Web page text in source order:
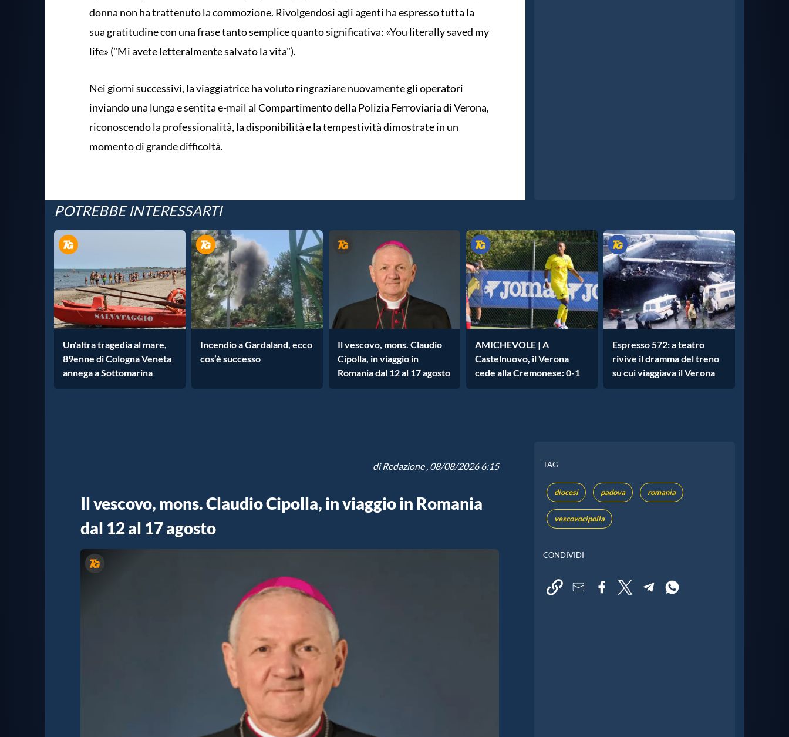
donna non ha trattenuto la commozione. Rivolgendosi agli agenti ha espresso tutta la
sua gratitudine con una frase tanto semplice quanto significativa: «You literally saved my
life» ("Mi avete letteralmente salvato la vita").
Nei giorni successivi, la viaggiatrice ha voluto ringraziare nuovamente gli operatori
inviando una lunga e sentita e-mail al Compartimento della Polizia Ferroviaria di Verona,
riconoscendo la professionalità, la disponibilità e la tempestività dimostrate in un
momento di grande difficoltà.
POTREBBE INTERESSARTI
Un'altra tragedia al mare,
89enne di Cologna Veneta
annega a Sottomarina
Incendio a Gardaland, ecco
cos’è successo
Il vescovo, mons. Claudio
Cipolla, in viaggio in
Romania dal 12 al 17 agosto
AMICHEVOLE | A
Castelnuovo, il Verona
cede alla Cremonese: 0-1
Espresso 572: a teatro
rivive il dramma del treno
su cui viaggiava il Verona
diRedazione, 08/08/2026 6:15
Il vescovo, mons. Claudio Cipolla, in viaggio in Romania
dal 12 al 17 agosto
TAG
diocesi padova romania
vescovocipolla
CONDIVIDI